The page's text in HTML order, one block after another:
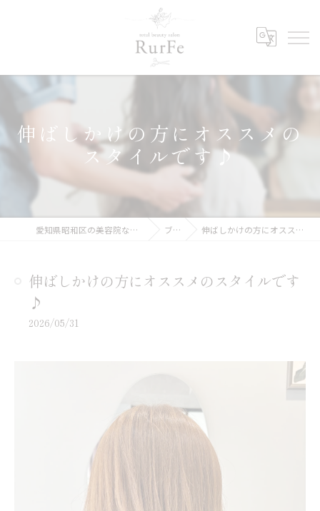
伸ばしかけの方にオススメの
スタイルです♪
愛知県昭和区の美容院ならRurFe【ルルフェ】 ブログ 伸ばしかけの方にオススメのスタイルです♪
伸ばしかけの方にオススメのスタイルです
♪
2026/05/31